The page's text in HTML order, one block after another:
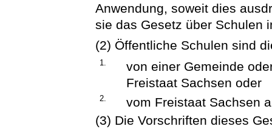
Anwendung, soweit dies
sie das Gesetz über Schulen
(2) Öffentliche Schulen sind
1.
von einer Gemeinde
Freistaat Sachsen oder
2.
vom Freistaat Sachsen
(3) Die Vorschriften dieses